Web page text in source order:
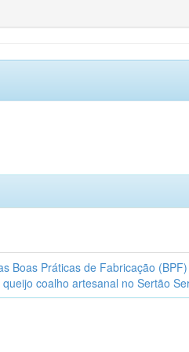
Boas Práticas de Fabricação
coalho artesanal no Sertão